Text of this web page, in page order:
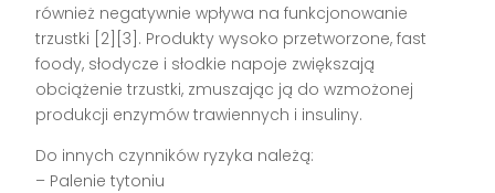
również negatywnie wpływa na funkcjonowanie
trzustki [2][3]. Produkty wysoko przetworzone, fast
foody, słodycze i słodkie napoje zwiększają
obciążenie trzustki, zmuszając ją do wzmożonej
produkcji enzymów trawiennych i insuliny.
Do innych czynników ryzyka należą:
– Palenie tytoniu